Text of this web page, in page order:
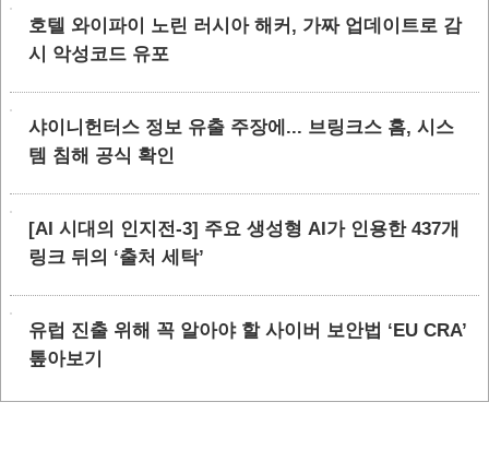
호텔 와이파이 노린 러시아 해커, 가짜 업데이트로 감
시 악성코드 유포
샤이니헌터스 정보 유출 주장에... 브링크스 홈, 시스
템 침해 공식 확인
[AI 시대의 인지전-3] 주요 생성형 AI가 인용한 437개
링크 뒤의 ‘출처 세탁’
유럽 진출 위해 꼭 알아야 할 사이버 보안법 ‘EU CRA’
톺아보기